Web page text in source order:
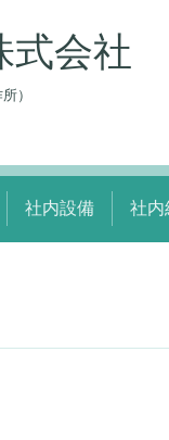
式会社
）
社内設備 社内